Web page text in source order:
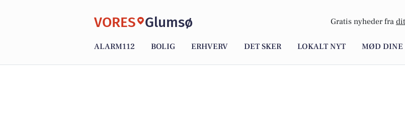
VORES Glumsø Gratis nyheder fra dit
ALARM112 BOLIG ERHVERV DET SKER LOKALT NYT MØD DINE